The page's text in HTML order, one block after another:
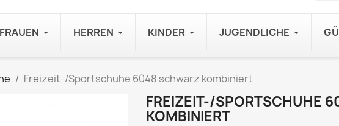
FRAUEN HERREN KINDER JUGENDLICHE
Freizeit-/Sportschuhe 6048 schwarz kombiniert
FREIZEIT-/SPORTSCHUHE
KOMBINIERT